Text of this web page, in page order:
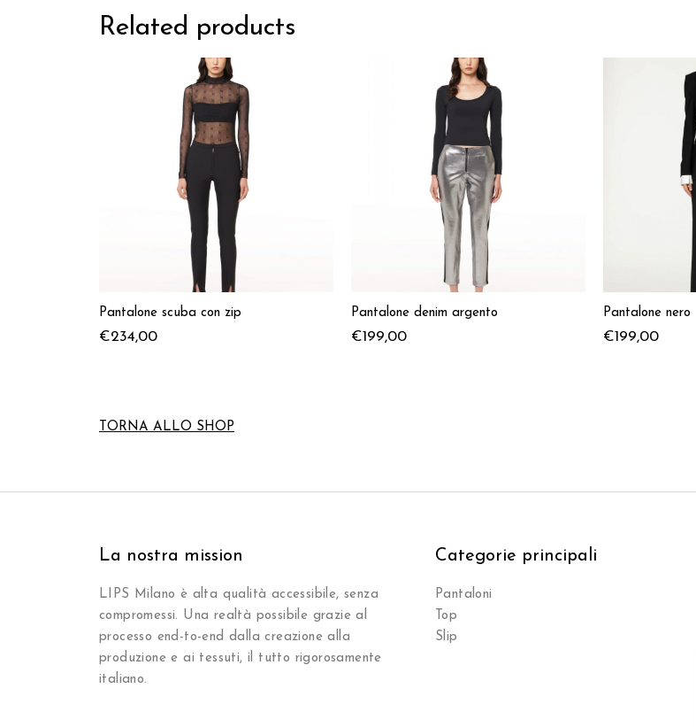
Related products
Pantalone scuba con zip
€234,00
Pantalone denim argento
€199,00
Pantalone nero
€199,00
TORNA ALLO SHOP
La nostra mission
LIPS Milano è alta qualità accessibile, senza
compromessi. Una realtà possibile grazie al
processo end-to-end dalla creazione alla
produzione e ai tessuti, il tutto rigorosamente
italiano.
Categorie principali
Pantaloni
Top
Slip